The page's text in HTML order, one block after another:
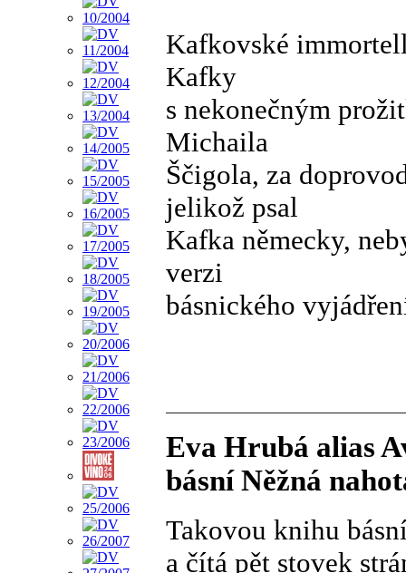
Kafkovské
Kafky
s nekonečným
Michaila
Ščigola, za
jelikož psal
Kafka německy,
verzi
básnického
Eva Hrubá alias
básní Něžná
Takovou knihu
a čítá pět stovek